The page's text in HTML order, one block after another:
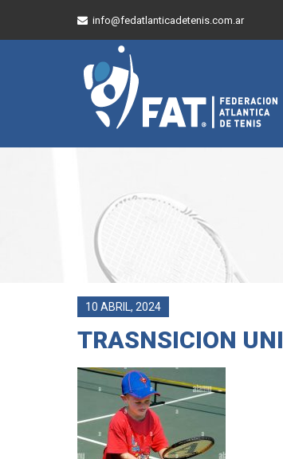
info@fedatlanticadetenis.com.ar
10 ABRIL, 2024
TRASNSICION UNI